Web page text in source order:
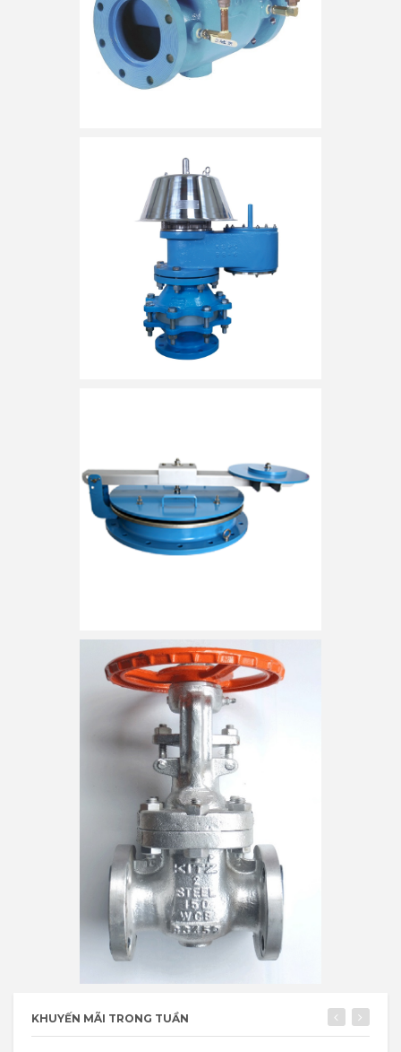
KHUYẾN MÃI TRONG TUẦN